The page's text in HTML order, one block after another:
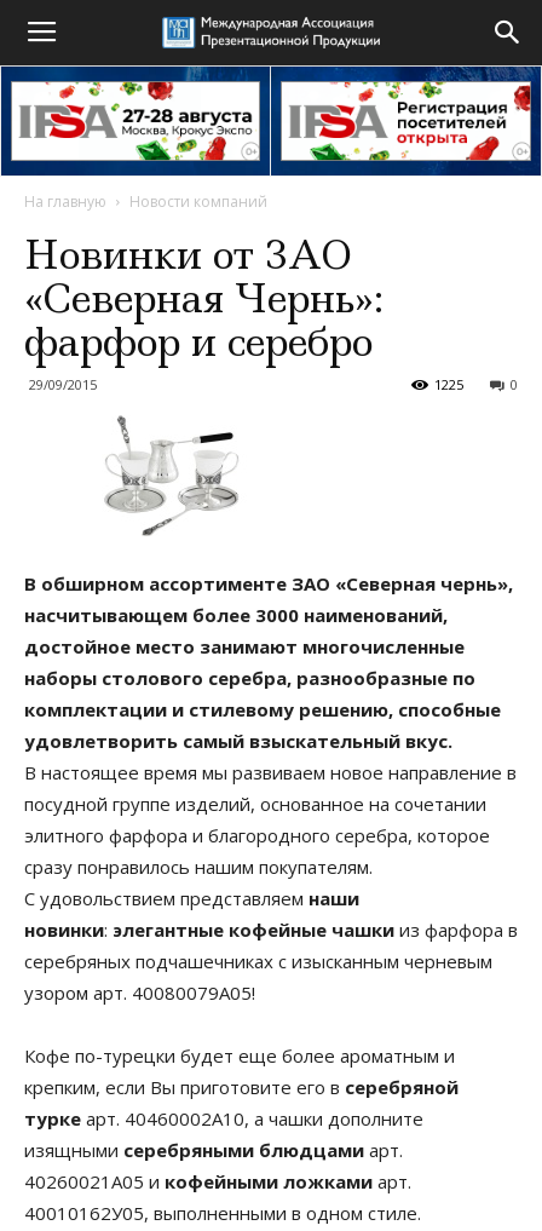
На главную Новости компаний
Новинки от ЗАО
«Северная Чернь»:
фарфор и серебро
29/09/2015 0
1225
В обширном ассортименте ЗАО «Северная чернь»,
насчитывающем более 3000 наименований,
достойное место занимают многочисленные
наборы столового серебра, разнообразные по
комплектации и стилевому решению, способные
удовлетворить самый взыскательный вкус.
В настоящее время мы развиваем новое направление в
посудной группе изделий, основанное на сочетании
элитного фарфора и благородного серебра, которое
сразу понравилось нашим покупателям.
С удовольствием представляем наши
новинки: элегантные кофейные чашки из фарфора в
серебряных подчашечниках с изысканным черневым
узором арт. 40080079А05!
Кофе по-турецки будет еще более ароматным и
крепким, если Вы приготовите его в серебряной
турке арт. 40460002А10, а чашки дополните
изящными серебряными блюдцами арт.
40260021А05 и кофейными ложками арт.
40010162У05, выполненными в одном стиле.